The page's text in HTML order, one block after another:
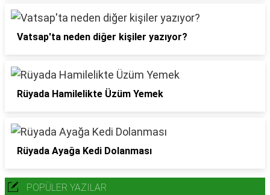
Vatsap'ta neden diğer kişiler yazıyor?
Rüyada Hamilelikte Üzüm Yemek
Rüyada Ayağa Kedi Dolanması
POPÜLER YAZILAR